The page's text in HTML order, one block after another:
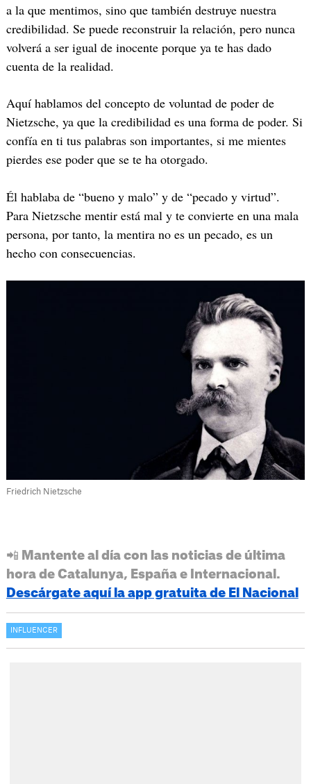
a la que mentimos, sino que también destruye nuestra
credibilidad. Se puede reconstruir la relación, pero nunca
volverá a ser igual de inocente porque ya te has dado
cuenta de la realidad.
Aquí hablamos del concepto de voluntad de poder de
Nietzsche, ya que la credibilidad es una forma de poder. Si
confía en ti tus palabras son importantes, si me mientes
pierdes ese poder que se te ha otorgado.
Él hablaba de “bueno y malo” y de “pecado y virtud”.
Para Nietzsche mentir está mal y te convierte en una mala
persona, por tanto, la mentira no es un pecado, es un
hecho con consecuencias.
Friedrich Nietzsche
📲 Mantente al día con las noticias de última
hora de Catalunya, España e Internacional.
Descárgate aquí la app gratuita de El Nacional
INFLUENCER